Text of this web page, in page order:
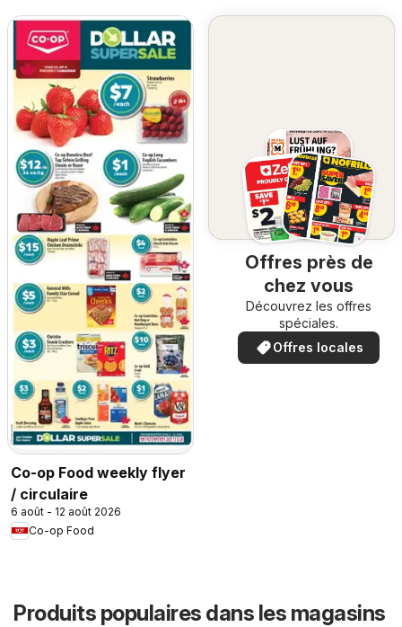
Co-op Food weekly flyer
/ circulaire
6 août - 12 août 2026
Co-op Food
Offres près de
chez vous
Découvrez les offres
spéciales.
Offres locales
Produits populaires dans les magasins